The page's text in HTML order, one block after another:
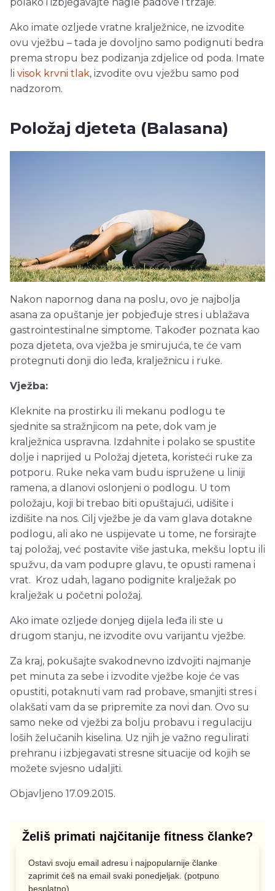
Ako imate ozljede vratne kralježnice, ne izvodite
ovu vježbu – tada je dovoljno samo podignuti bedra
prema stropu bez podizanja zdjelice od poda. Imate
li visok krvni tlak, izvodite ovu vježbu samo pod
nadzorom.
Položaj djeteta (Balasana)
Nakon napornog dana na poslu, ovo je najbolja
asana za opuštanje jer pobjeđuje stres i ublažava
gastrointestinalne simptome. Također poznata kao
poza djeteta, ova vježba je smirujuća, te će vam
protegnuti donji dio leđa, kralježnicu i ruke.
Vježba:
Kleknite na prostirku ili mekanu podlogu te
sjednite sa stražnjicom na pete, dok vam je
kralježnica uspravna. Izdahnite i polako se spustite
dolje i naprijed u Položaj djeteta, koristeći ruke za
potporu. Ruke neka vam budu ispružene u liniji
ramena, a dlanovi oslonjeni o podlogu. U tom
položaju, koji bi trebao biti opuštajući, udišite i
izdišite na nos. Cilj vježbe je da vam glava dotakne
podlogu, ali ako ne uspijevate u tome, ne forsirajte
taj položaj, već postavite više jastuka, mekšu loptu ili
spužvu, da vam podupre glavu, te opusti ramena i
vrat. Kroz udah, lagano podignite kralježak po
kralježak u početni položaj.
Ako imate ozljede donjeg dijela leđa ili ste u
drugom stanju, ne izvodite ovu varijantu vježbe.
Za kraj, pokušajte svakodnevno izdvojiti najmanje
pet minuta za sebe i izvodite vježbe koje će vas
opustiti, potaknuti vam rad probave, smanjiti stres i
olakšati vam da se pripremite za novi dan. Ovo su
samo neke od vježbi za bolju probavu i regulaciju
loših želučanih kiselina. Uz njih je važno regulirati
prehranu i izbjegavati stresne situacije od kojih se
možete svjesno udaljiti.
Objavljeno 17.09.2015.